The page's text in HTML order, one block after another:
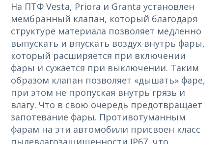
На ПТФ Vesta, Priora и Granta установлен
мембранный клапан, который благодаря
структуре материала позволяет медленно
выпускать и впускать воздух внутрь фары,
который расширяется при включении
фары и сужается при выключении. Таким
образом клапан позволяет «дышать» фаре,
при этом не пропуская внутрь грязь и
влагу. Что в свою очередь предотвращает
запотевание фары. Противотуманным
фарам на эти автомобили присвоен класс
пылевлагозащищенности IP67, что